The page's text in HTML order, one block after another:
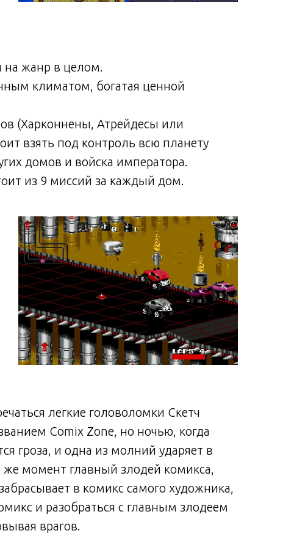
на жанр в целом.
климатом, богатая ценной
(Харконнены, Атрейдесы или
взять под контроль всю планету
домов и войска императора.
из 9 миссий за каждый дом.
легкие головоломки Скетч
Comix Zone, но ночью, когда
гроза, и одна из молний ударяет в
же момент главный злодей комикса,
в комикс самого художника,
и разобраться с главным злодеем
врагов.